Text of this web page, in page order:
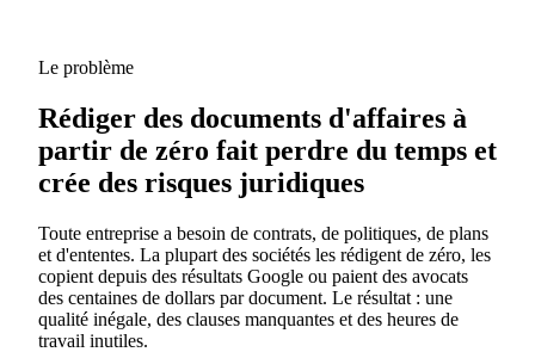
Le problème
Rédiger des documents d'affaires à
partir de zéro fait perdre du temps et
crée des risques juridiques
Toute entreprise a besoin de contrats, de politiques, de plans
et d'ententes. La plupart des sociétés les rédigent de zéro, les
copient depuis des résultats Google ou paient des avocats
des centaines de dollars par document. Le résultat : une
qualité inégale, des clauses manquantes et des heures de
travail inutiles.